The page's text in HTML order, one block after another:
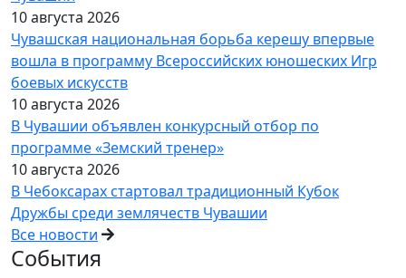
10 августа 2026
Чувашская национальная борьба керешу впервые
вошла в программу Всероссийских юношеских Игр
боевых искусств
10 августа 2026
В Чувашии объявлен конкурсный отбор по
программе «Земский тренер»
10 августа 2026
В Чебоксарах стартовал традиционный Кубок
Дружбы среди землячеств Чувашии
Все новости
События